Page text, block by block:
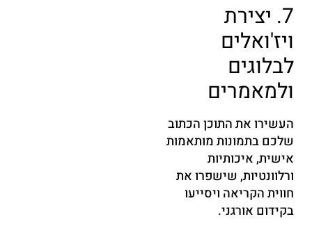
7. יצירת
ויז'ואלים
לבלוגים
ולמאמרים
העשירו את התוכן הכתוב
שלכם בתמונות מותאמות
אישית, איכותיות
ורלוונטיות, שישפרו את
חווית הקריאה ויסייעו
בקידום אורגני.